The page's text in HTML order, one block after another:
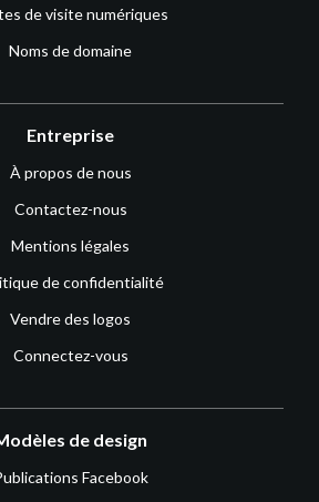
de visite numériques
Noms de domaine
Entreprise
À propos de nous
Contactez-nous
Mentions légales
de confidentialité
Vendre des logos
Connectez-vous
de design
Facebook